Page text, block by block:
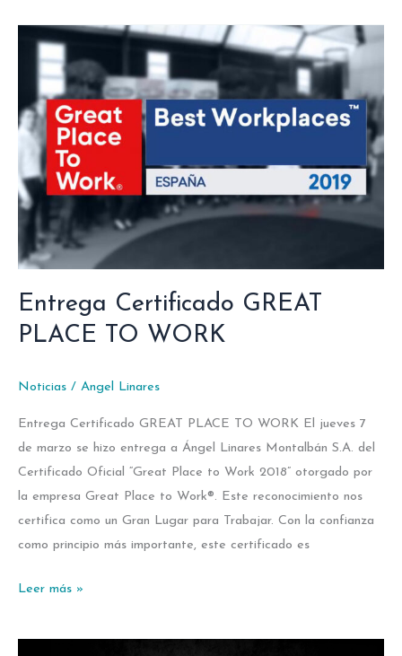
Entrega Certificado GREAT
PLACE TO WORK
Noticias / Angel Linares
Entrega Certificado GREAT PLACE TO WORK El jueves 7
de marzo se hizo entrega a Ángel Linares Montalbán S.A. del
Certificado Oficial “Great Place to Work 2018” otorgado por
la empresa Great Place to Work®. Este reconocimiento nos
certifica como un Gran Lugar para Trabajar. Con la confianza
como principio más importante, este certificado es
Entrega
Certificado
PLACE
TO
WORK
Leer más »